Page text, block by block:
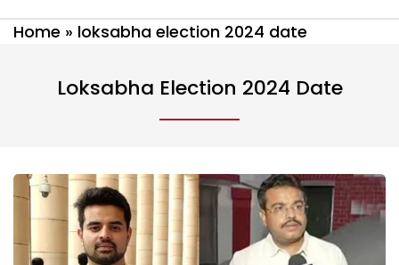
Home » loksabha election 2024 date
Loksabha Election 2024 Date